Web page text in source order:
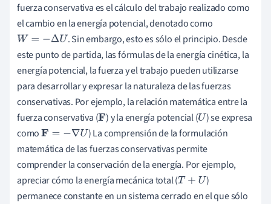
fuerza conservativa es el cálculo del trabajo realizado como
el cambio en la energía potencial, denotado como
W= −Δ U
. Sin embargo, esto es sólo el principio. Desde
este punto de partida, las fórmulas de la energía cinética, la
energía potencial, la fuerza y el trabajo pueden utilizarse
para desarrollar y expresar la naturaleza de las fuerzas
conservativas. Por ejemplo, la relación matemática entre la
fuerza conservativa (F ) y la energía potencial (U) se expresa
comoF= −∇ U
) La comprensión de la formulación
matemática de las fuerzas conservativas permite
comprender la conservación de la energía. Por ejemplo,
apreciar cómo la energía mecánica total (T+ U
)
permanece constante en un sistema cerrado en el que sólo